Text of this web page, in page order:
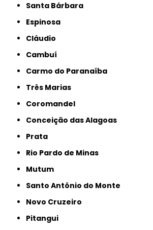
Santa Bárbara
Espinosa
Cláudio
Cambuí
Carmo do Paranaíba
Três Marias
Coromandel
Conceição das Alagoas
Prata
Rio Pardo de Minas
Mutum
Santo Antônio do Monte
Novo Cruzeiro
Pitangui